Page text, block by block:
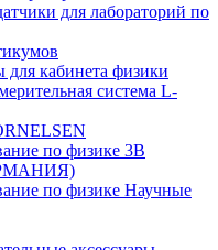
для лабораторий по
кабинета физики
система L-
по физике 3B
по физике Научные